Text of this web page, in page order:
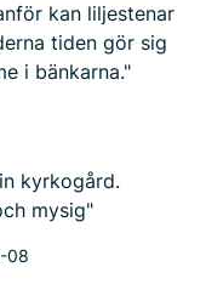
kan liljestenar
tiden gör sig
i bänkarna."
kyrkogård.
mysig"
08